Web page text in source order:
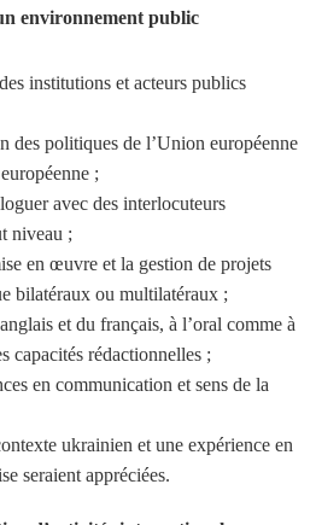
environnement public
institutions et acteurs publics
des politiques de l’Union européenne
;
avec des interlocuteurs
niveau ;
en œuvre et la gestion de projets
bilatéraux ou multilatéraux ;
et du français, à l’oral comme à
capacités rédactionnelles ;
en communication et sens de la
ukrainien et une expérience en
seraient appréciées.